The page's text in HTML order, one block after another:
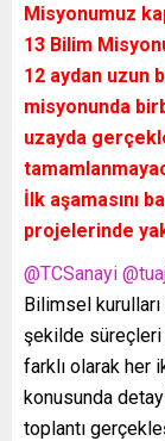
Misyonumuz
13 Bilim
12 aydan uzun
misyonunda
uzayda
İlk aşamasını
projelerinde
@TCSanayi
Bilimsel
şekilde
farklı olarak her
konusunda
toplantı